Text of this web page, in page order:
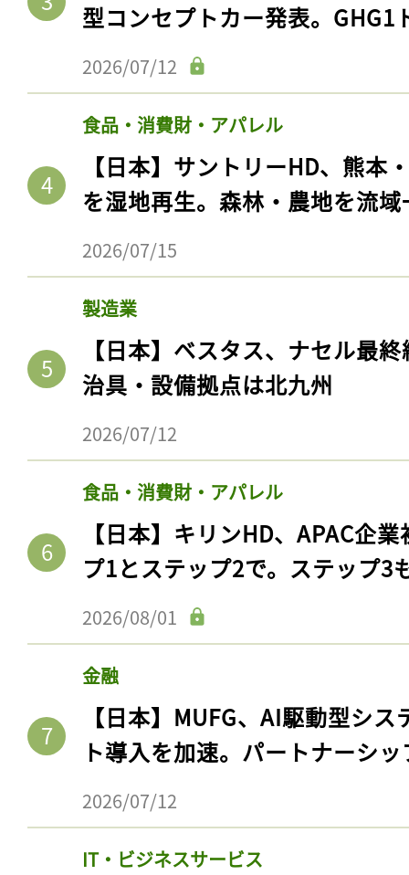
型コンセプトカー発表。GHG1
2026/07/12
食品・消費財・アパレル
【日本】サントリーHD、熊本
を湿地再生。森林・農地を流
2026/07/15
製造業
【日本】ベスタス、ナセル最
治具・設備拠点は北九州
2026/07/12
食品・消費財・アパレル
【日本】キリンHD、APAC企
プ1とステップ2で。ステップ3
2026/08/01
金融
【日本】MUFG、AI駆動型シ
ト導入を加速。パートナーシ
2026/07/12
IT・ビジネスサービス